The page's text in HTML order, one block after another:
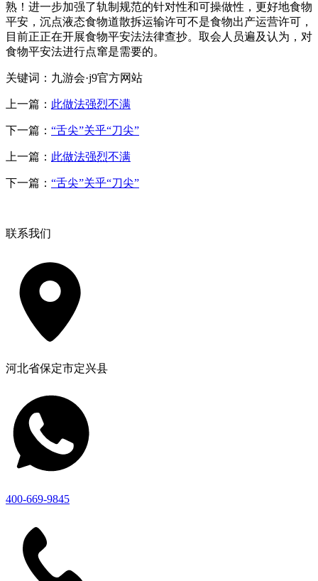
熟！进一步加强了轨制规范的针对性和可操做性，更好地食物
平安，沉点液态食物道散拆运输许可不是食物出产运营许可，
目前正正在开展食物平安法法律查抄。取会人员遍及认为，对
食物平安法进行点窜是需要的。
关键词：九游会·j9官方网站
上一篇： 此做法强烈不满
下一篇： “舌尖”关乎“刀尖”
上一篇： 此做法强烈不满
下一篇： “舌尖”关乎“刀尖”
联系我们
河北省保定市定兴县
400-669-9845